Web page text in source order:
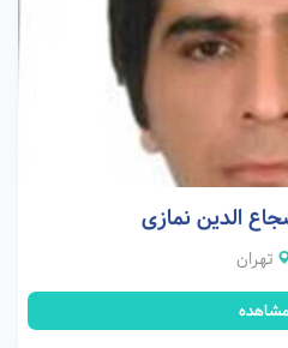
الدین نمازی
تهران
مشاهده